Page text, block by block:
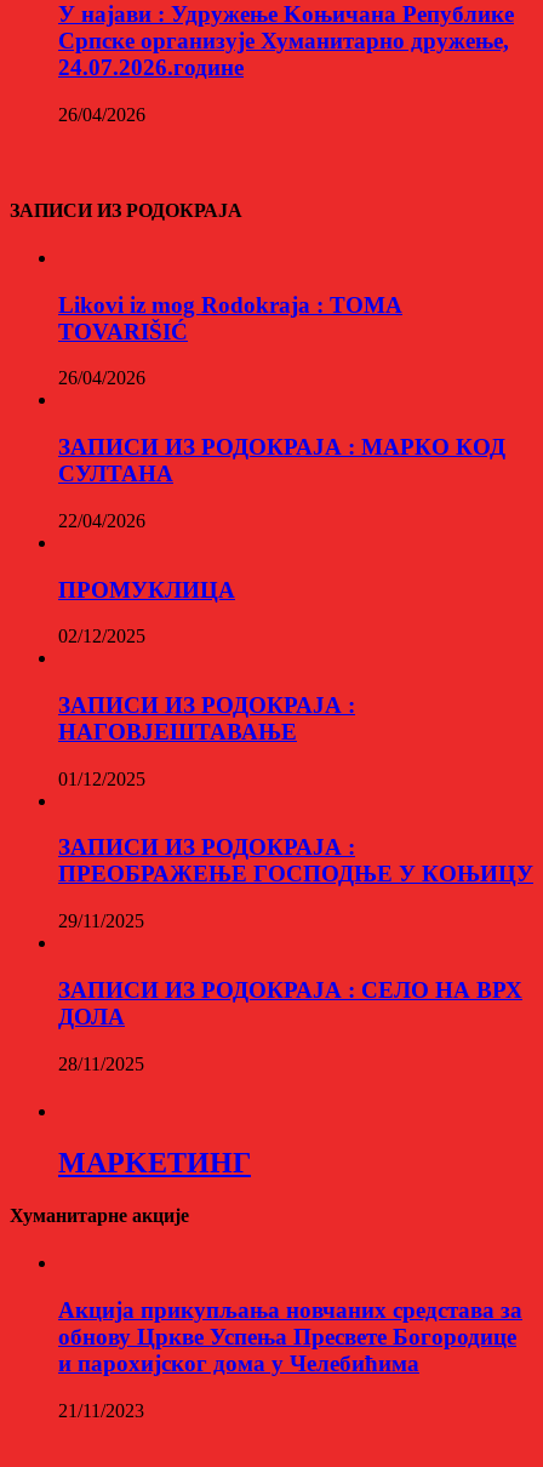
У најави : Удружење Kоњичана Републике
Српске организује Хуманитарно дружење,
24.07.2026.године
26/04/2026
ЗАПИСИ ИЗ РОДОКРАЈА
Likovi iz mog Rodokraja : TOMA
TOVARIŠIĆ
26/04/2026
ЗАПИСИ ИЗ РОДОКРАЈА : МАРКО КОД
СУЛТАНА
22/04/2026
ПРОМУКЛИЦА
02/12/2025
ЗАПИСИ ИЗ РОДОКРАЈА :
НАГОВЈЕШТАВАЊЕ
01/12/2025
ЗАПИСИ ИЗ РОДОКРАЈА :
ПРЕОБРАЖЕЊЕ ГОСПОДЊЕ У КОЊИЦУ
29/11/2025
ЗАПИСИ ИЗ РОДОКРАЈА : СЕЛО НА ВРХ
ДОЛА
28/11/2025
МАРKЕТИНГ
Хуманитарне акције
Aкција прикупљања новчаних средстава за
обнову Цркве Успења Пресвете Богородице
и парохијског дома у Челебићима
21/11/2023